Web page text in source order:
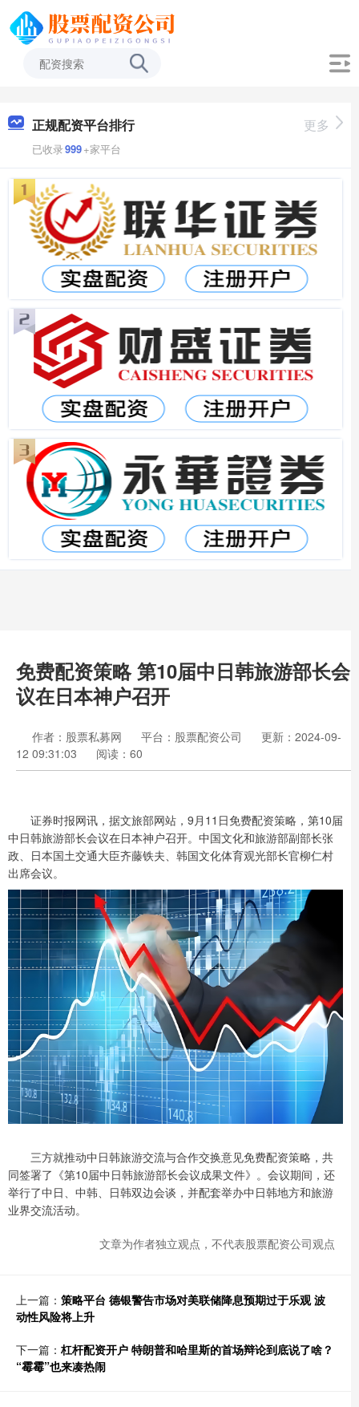
正规配资平台排行
已收录999+家平台
更多
免费配资策略 第10届中日韩旅游部长会
议在日本神户召开
作者：股票私募网 平台：股票配资公司
更新：2024-09-
12 09:31:03
阅读：60
证券时报网讯，据文旅部网站，9月11日免费配资策略，第10届
中日韩旅游部长会议在日本神户召开。中国文化和旅游部副部长张
政、日本国土交通大臣齐藤铁夫、韩国文化体育观光部长官柳仁村
出席会议。
三方就推动中日韩旅游交流与合作交换意见免费配资策略，共
同签署了《第10届中日韩旅游部长会议成果文件》。会议期间，还
举行了中日、中韩、日韩双边会谈，并配套举办中日韩地方和旅游
业界交流活动。
文章为作者独立观点，不代表股票配资公司观点
上一篇： 策略平台 德银警告市场对美联储降息预期过于乐观 波
动性风险将上升
下一篇： 杠杆配资开户 特朗普和哈里斯的首场辩论到底说了啥？
“霉霉”也来凑热闹